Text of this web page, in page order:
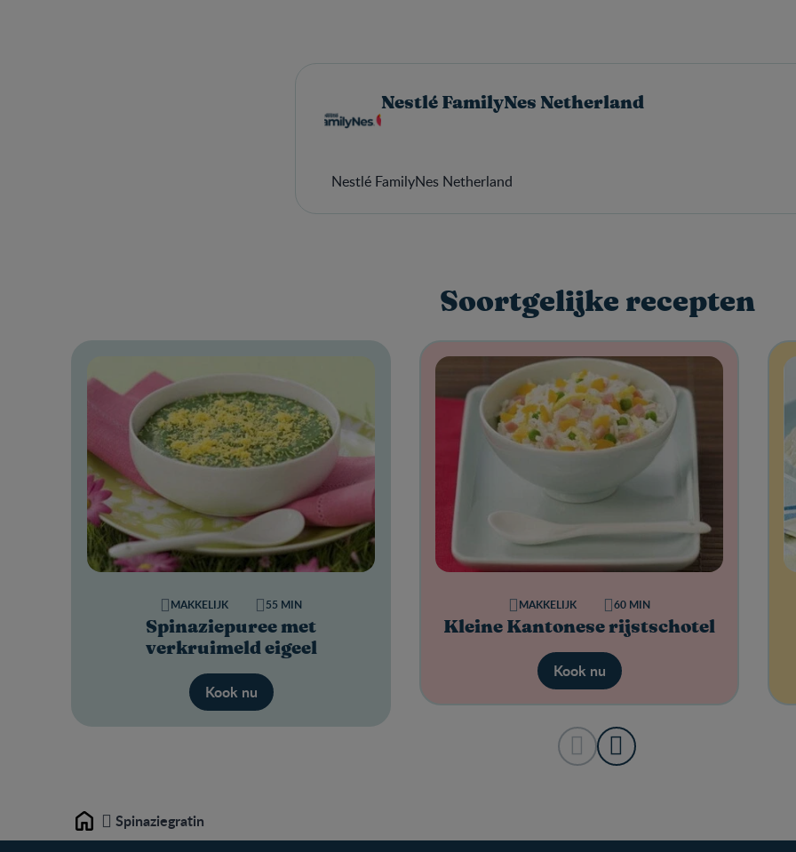
Nestlé FamilyNes Netherland
Nestlé FamilyNes Netherland
Soortgelijke recepten
Spinaziepuree met
verkruimeld eigeel
MAKKELIJK 55 MIN
Kook nu
Kleine Kantonese rijstschotel
MAKKELIJK 60 MIN
Kook nu
Home Spinaziegratin